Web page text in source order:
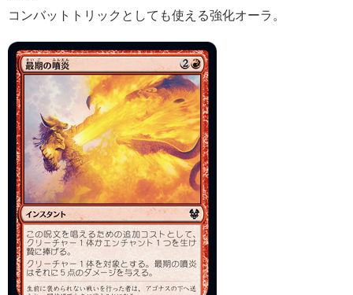
コンバットトリックとしても使える強化オーラ。